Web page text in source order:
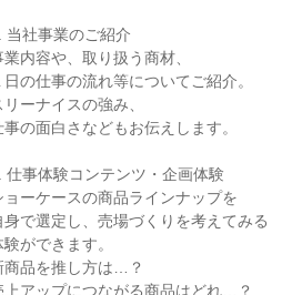
当社事業のご紹介
業内容や、取り扱う商材、
日の仕事の流れ等についてご紹介。
リーナイスの強み、
事の面白さなどもお伝えします。
仕事体験コンテンツ・企画体験
ョーケースの商品ラインナップを
身で選定し、売場づくりを考えてみる
験ができます。
商品を推し方は…？
上アップにつながる商品はどれ…？